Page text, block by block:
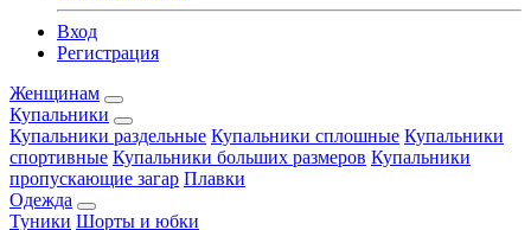
Вход
Регистрация
Женщинам
Купальники
Купальники раздельные Купальники сплошные Купальники
спортивные Купальники больших размеров Купальники
пропускающие загар Плавки
Одежда
Туники Шорты и юбки